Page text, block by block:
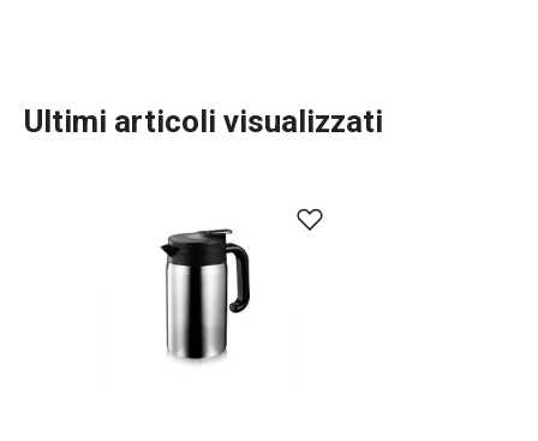
Bevande
Ultimi articoli visualizzati